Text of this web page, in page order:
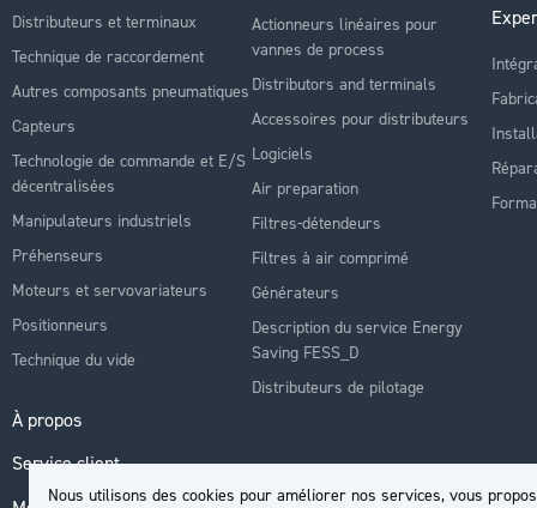
Nous utilisons des cookies pour améliorer nos services, vous
Distributeurs et terminaux
Technique de raccordement
Autres composants pneumatiques
Capteurs
Technologie de commande et E/S
décentralisées
Manipulateurs industriels
Préhenseurs
Moteurs et servovariateurs
Positionneurs
Technique du vide
Actionneurs linéaires pour
vannes de process
Distributors and terminals
Accessoires pour distributeurs
Logiciels
Air preparation
Filtres-détendeurs
Filtres à air comprimé
Générateurs
Description du service Energy
Saving FESS_D
Distributeurs de pilotage
À propos
Service client